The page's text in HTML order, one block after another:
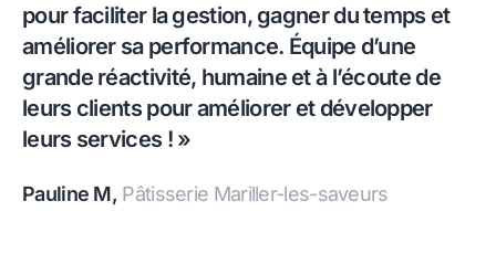
pour faciliter la gestion, gagner du temps et
améliorer sa performance. Équipe d’une
grande réactivité, humaine et à l’écoute de
leurs clients pour améliorer et développer
leurs services ! »
Pauline M, Pâtisserie Mariller-les-saveurs